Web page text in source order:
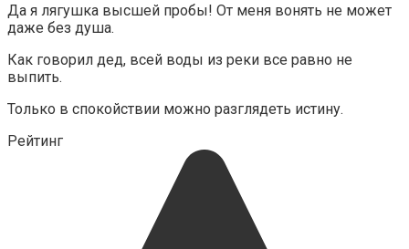
Да я лягушка высшей пробы! От меня вонять не может
даже без душа.
Как говорил дед, всей воды из реки все равно не
выпить.
Только в спокойствии можно разглядеть истину.
Рейтинг